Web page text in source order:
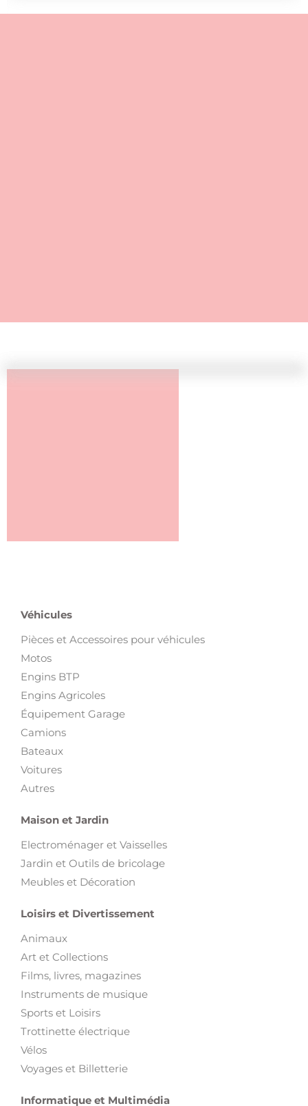
Véhicules
Pièces et Accessoires pour véhicules
Motos
Engins BTP
Engins Agricoles
Équipement Garage
Camions
Bateaux
Voitures
Autres
Maison et Jardin
Electroménager et Vaisselles
Jardin et Outils de bricolage
Meubles et Décoration
Loisirs et Divertissement
Animaux
Art et Collections
Films, livres, magazines
Instruments de musique
Sports et Loisirs
Trottinette électrique
Vélos
Voyages et Billetterie
Informatique et Multimédia